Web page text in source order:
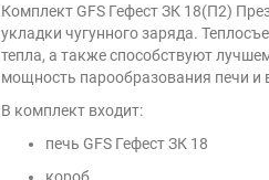
Комплект GFS Гефест ЗК 18(П2)
укладки чугунного заряда.
тепла, а также способствуют
мощность парообразования печи и
В комплект входит:
печь GFS Гефест ЗК 18
короб